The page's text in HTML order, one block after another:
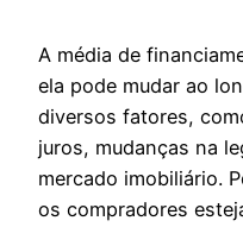
A média de
ela pode mudar ao
diversos fatores,
juros, mudanças na
mercado imobiliário.
os compradores